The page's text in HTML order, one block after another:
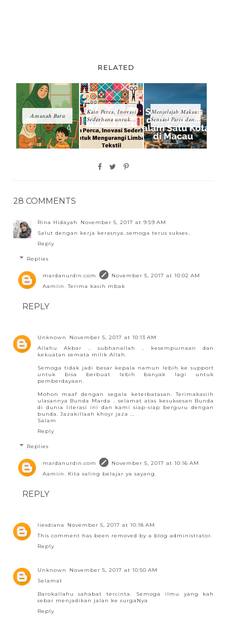
RELATED
Amanah Baru
Kain Perca, Inovasi
Sederhana untuk...
Menjelajah Makau:
Sensasi Paris dan...
28 COMMENTS
Rina Hidayah
November 5, 2017 at 9:59 AM
Salut dengan kerja kerasnya..semoga terus sukses..
Reply
Replies
mardanurdin.com
November 5, 2017 at 10:02 AM
Aamiin. Terima kasih mbak
REPLY
Unknown
November 5, 2017 at 10:13 AM
Allahu Akbar .. subhanallah .. kesempurnaan dan
kekuatan semata milik Allah.
Semoga tidak jadi besar kepala namun lebih ke support
untuk bisa berbuat lebih banyak lagi untuk
pemberdayaan.
Mohon maaf dengan segala keterbatasan. Terimakasiih
ulasannya Bunda Marda .. selamat atas kesuksesan Bunda
di dunia literasi ini dan kami siap-siap berguru dengan
bunda. Jazakillaah khoyr jaza ...
Salam
Reply
Replies
mardanurdin.com
November 5, 2017 at 10:16 AM
Aamiin. Kita saling belajar ya sayang.
REPLY
liesdiana
November 5, 2017 at 10:18 AM
This comment has been removed by a blog administrator.
Reply
Unknown
November 5, 2017 at 10:50 AM
Selamat
Barokallahu sahabat tercinta. Semoga ilmu yang kah
sebar menjadikan jalan ke surgaNya
Reply